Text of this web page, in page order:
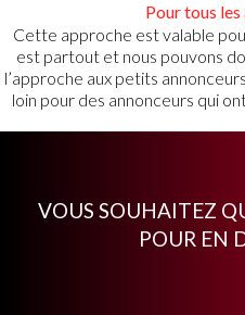
Pour tous les
Cette approche est valable
est partout et nous pouvons
l’approche aux petits
loin pour des annonceurs qui
VOUS SOUHAITEZ
POUR EN